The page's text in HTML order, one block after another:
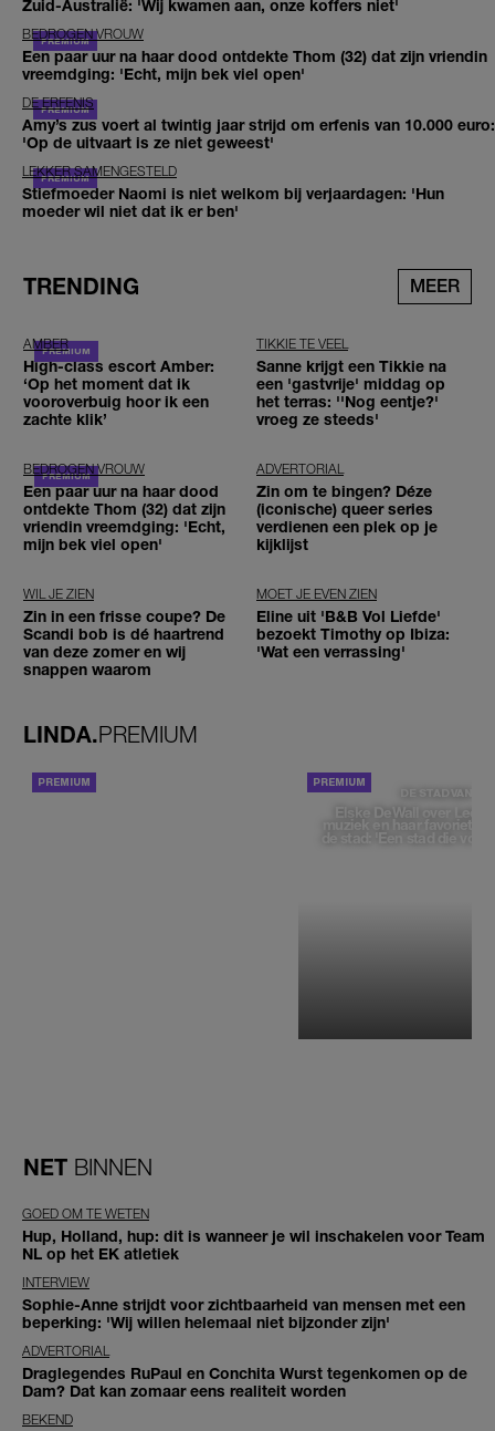
Zuid-Australië: 'Wij kwamen aan, onze koffers niet'
BEDROGEN VROUW
Een paar uur na haar dood ontdekte Thom (32) dat zijn vriendin
vreemdging: 'Echt, mijn bek viel open'
DE ERFENIS
Amy’s zus voert al twintig jaar strijd om erfenis van 10.000 euro:
'Op de uitvaart is ze niet geweest'
LEKKER SAMENGESTELD
Stiefmoeder Naomi is niet welkom bij verjaardagen: 'Hun
moeder wil niet dat ik er ben'
TRENDING MEER
AMBER
High-class escort Amber:
‘Op het moment dat ik
vooroverbuig hoor ik een
zachte klik’
TIKKIE TE VEEL
Sanne krijgt een Tikkie na
een 'gastvrije' middag op
het terras: ''Nog eentje?'
vroeg ze steeds'
BEDROGEN VROUW
Een paar uur na haar dood
ontdekte Thom (32) dat zijn
vriendin vreemdging: 'Echt,
mijn bek viel open'
ADVERTORIAL
Zin om te bingen? Déze
(iconische) queer series
verdienen een plek op je
kijklijst
WIL JE ZIEN
Zin in een frisse coupe? De
Scandi bob is dé haartrend
van deze zomer en wij
snappen waarom
MOET JE EVEN ZIEN
Eline uit 'B&B Vol Liefde'
bezoekt Timothy op Ibiza:
'Wat een verrassing'
LINDA.PREMIUM
DE STAD VAN
Elske DeWall over
muziek en haar favoriete
de stad: 'Een stad die
NET BINNEN
GOED OM TE WETEN
Hup, Holland, hup: dit is wanneer je wil inschakelen voor Team
NL op het EK atletiek
INTERVIEW
Sophie-Anne strijdt voor zichtbaarheid van mensen met een
beperking: 'Wij willen helemaal niet bijzonder zijn'
ADVERTORIAL
Draglegendes RuPaul en Conchita Wurst tegenkomen op de
Dam? Dat kan zomaar eens realiteit worden
BEKEND